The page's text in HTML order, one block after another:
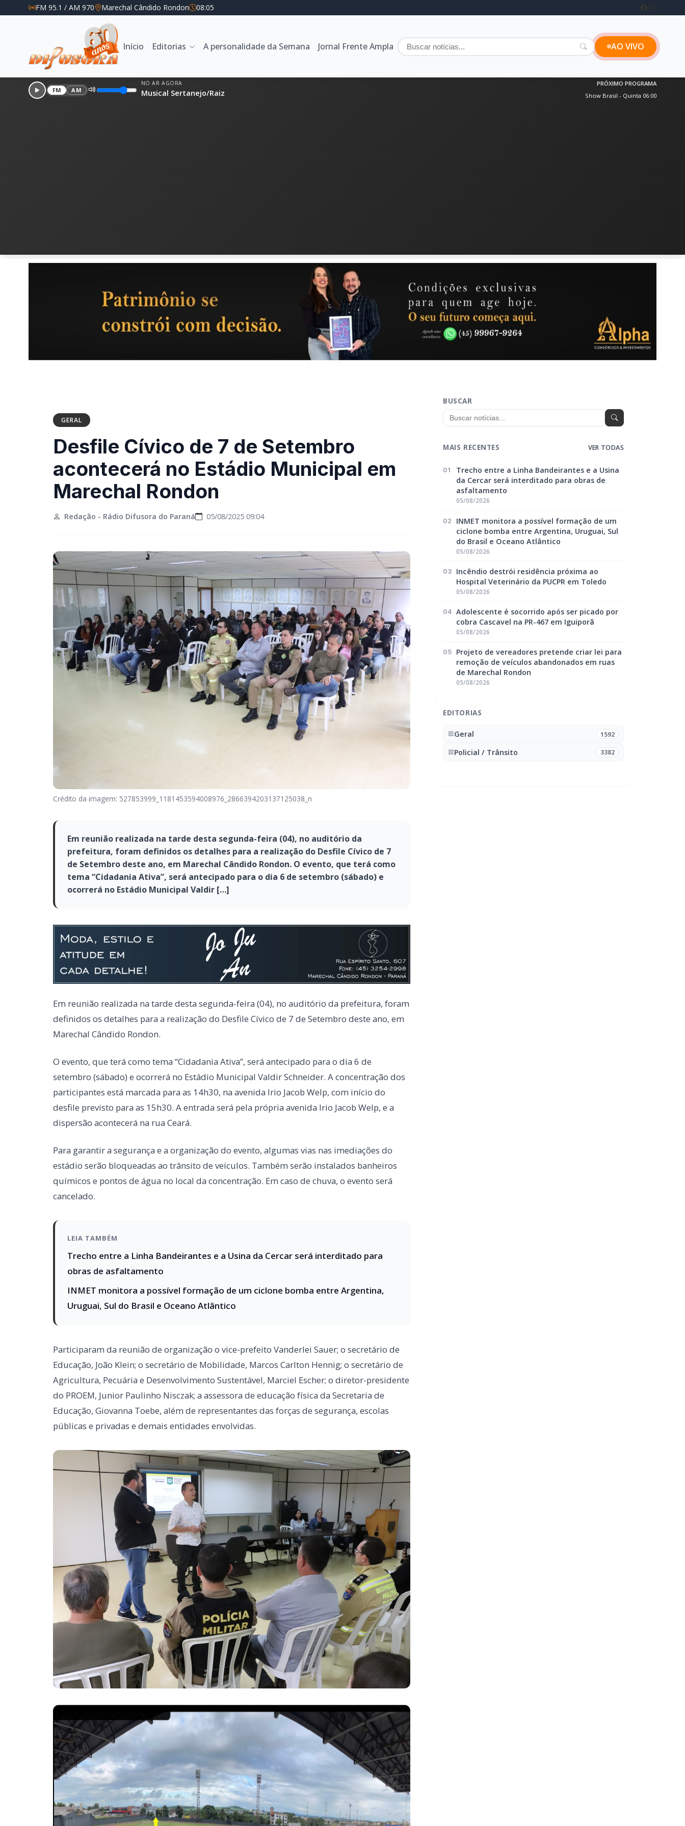
FM 95.1 / AM 970 Marechal Cândido Rondon 08:05
Início Editorias A personalidade da Semana Jornal Frente Ampla AO VIVO
FM AM
NO AR AGORA
Musical Sertanejo/Raiz
PRÓXIMO PROGRAMA
Show Brasil - Quinta 06:00
GERAL
Desfile Cívico de 7 de Setembro
acontecerá no Estádio Municipal em
Marechal Rondon
Redação - Rádio Difusora do Paraná 05/08/2025 09:04
Crédito da imagem: 527853999_1181453594008976_2866394203137125038_n
Em reunião realizada na tarde desta segunda-feira (04), no auditório da
prefeitura, foram definidos os detalhes para a realização do Desfile Cívico de 7
de Setembro deste ano, em Marechal Cândido Rondon. O evento, que terá como
tema “Cidadania Ativa”, será antecipado para o dia 6 de setembro (sábado) e
ocorrerá no Estádio Municipal Valdir […]
Em reunião realizada na tarde desta segunda-feira (04), no auditório da prefeitura, foram
definidos os detalhes para a realização do Desfile Cívico de 7 de Setembro deste ano, em
Marechal Cândido Rondon.
O evento, que terá como tema “Cidadania Ativa”, será antecipado para o dia 6 de
setembro (sábado) e ocorrerá no Estádio Municipal Valdir Schneider. A concentração dos
participantes está marcada para as 14h30, na avenida Irio Jacob Welp, com início do
desfile previsto para as 15h30. A entrada será pela própria avenida Irio Jacob Welp, e a
Para garantir a segurança e a organização do evento, algumas vias nas imediações do
químicos e pontos de água no local da concentração. Em caso de chuva, o evento será
obras de asfaltamento
INMET monitora a possível formação de um ciclone bomba entre Argentina,
Participaram da reunião de organização o vice-prefeito Vanderlei Sauer; o secretário de
Educação, João Klein; o secretário de Mobilidade, Marcos Carlton Hennig; o secretário de
Agricultura, Pecuária e Desenvolvimento Sustentável, Marciel Escher; o diretor-presidente
do PROEM, Junior Paulinho Nisczak; a assessora de educação física da Secretaria de
Educação, Giovanna Toebe, além de representantes das forças de segurança, escolas
públicas e privadas e demais entidades envolvidas.
BUSCAR
MAIS RECENTES VER TODAS
01
Trecho entre a Linha Bandeirantes e a Usina
da Cercar será interditado para obras de
asfaltamento
05/08/2026
02
INMET monitora a possível formação de um
ciclone bomba entre Argentina, Uruguai, Sul
do Brasil e Oceano Atlântico
05/08/2026
03
Incêndio destrói residência próxima ao
Hospital Veterinário da PUCPR em Toledo
05/08/2026
04 Adolescente é socorrido após ser picado por
cobra Cascavel na PR-467 em Iguiporã
05/08/2026
05
Projeto de vereadores pretende criar lei para
remoção de veículos abandonados em ruas
de Marechal Rondon
05/08/2026
EDITORIAS
Geral 1592
Policial / Trânsito 3382